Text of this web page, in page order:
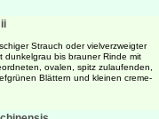
Strauch oder vielverzweigter
dunkelgrau bis brauner Rinde mit
ovalen, spitz zulaufenden,
Blättern und kleinen creme-